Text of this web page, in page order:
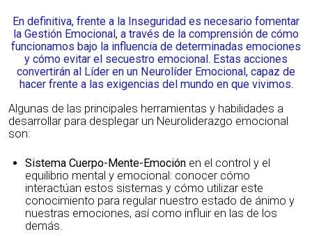
En definitiva, frente a la Inseguridad es necesario fomentar
la Gestión Emocional, a través de la comprensión de cómo
funcionamos bajo la influencia de determinadas emociones
y cómo evitar el secuestro emocional. Estas acciones
convertirán al Líder en un Neurolíder Emocional, capaz de
hacer frente a las exigencias del mundo en que vivimos.
Algunas de las principales herramientas y habilidades a
desarrollar para desplegar un Neuroliderazgo emocional
son:
Sistema Cuerpo-Mente-Emoción en el control y el
equilibrio mental y emocional: conocer cómo
interactúan estos sistemas y cómo utilizar este
conocimiento para regular nuestro estado de ánimo y
nuestras emociones, así como influir en las de los
demás.